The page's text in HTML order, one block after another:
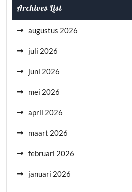
Archives List
augustus 2026
juli 2026
juni 2026
mei 2026
april 2026
maart 2026
februari 2026
januari 2026